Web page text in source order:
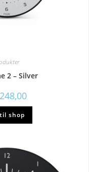
2 – Silver
248,00
shop